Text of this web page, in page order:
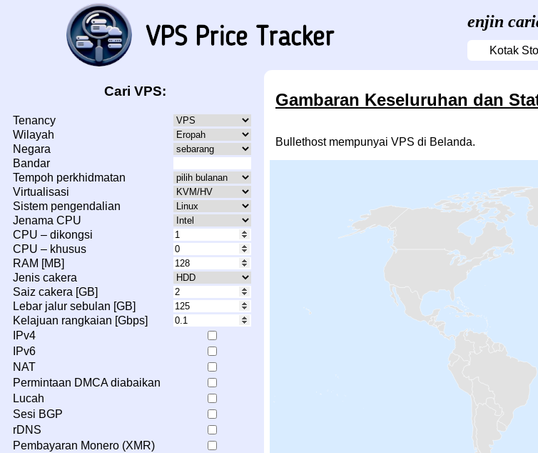
enjin
Kotak
Cari VPS:
Tenancy
Wilayah
Negara
Bandar
Tempoh perkhidmatan
Virtualisasi
Sistem pengendalian
Jenama CPU
CPU – dikongsi
CPU – khusus
RAM [MB]
Jenis cakera
Saiz cakera [GB]
Lebar jalur sebulan [GB]
Kelajuan rangkaian [Gbps]
IPv4
IPv6
NAT
Permintaan DMCA diabaikan
Lucah
Sesi BGP
rDNS
Pembayaran Monero (XMR)
Gambaran Keseluruhan dan
Bullethost mempunyai VPS di Belanda.